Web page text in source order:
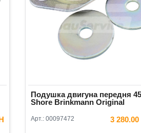
Подушка двигуна передня 45
Shore Brinkmann Original
Арт.: 00097472 3